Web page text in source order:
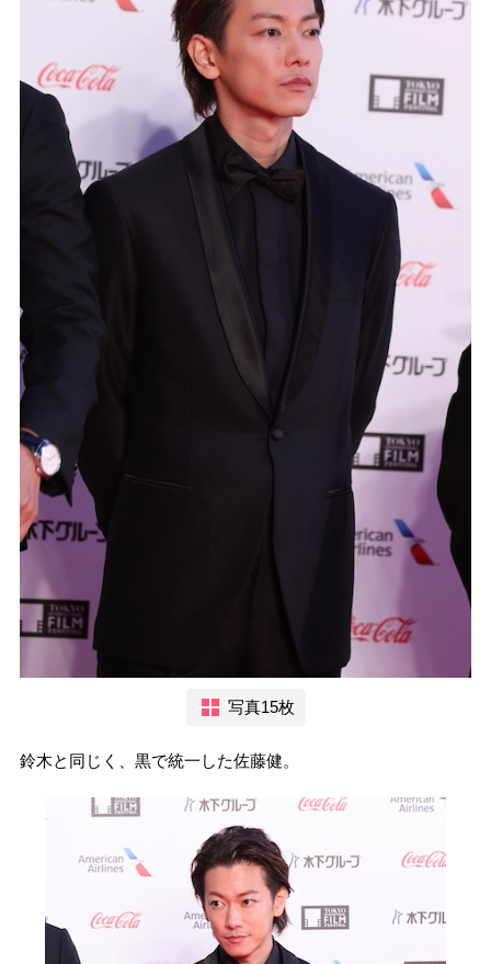
写真15枚
鈴木と同じく、黒で統一した佐藤健。